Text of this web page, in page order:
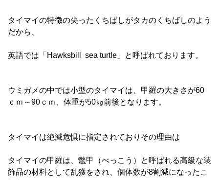
タイマイの特徴の尖ったくちばしがタカのくちばしのよう
だから、
英語では「Hawksbill sea turtle」と呼ばれております。
ウミガメの中では小型のタイマイは、甲羅の大きさが60
ｃｍ～90ｃｍ、体重が50㎏前後となります。
タイマイは絶滅危惧に指定されておりその理由は
タイマイの甲羅は、鼈甲（べっこう）と呼ばれる高級な装
飾品の材料として乱獲をされ、個体数が8割減になったこ